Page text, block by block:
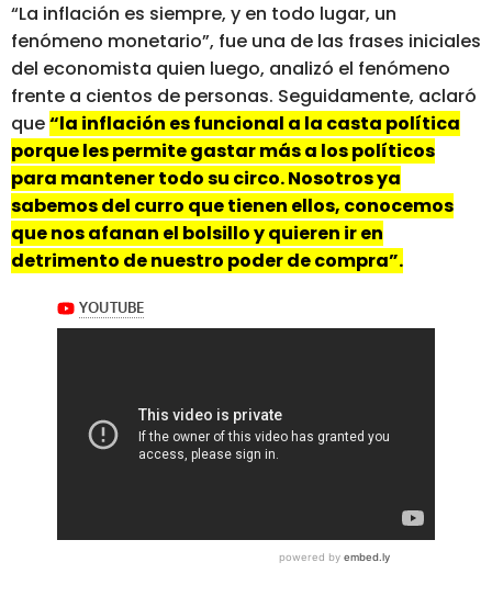
“La inflación es siempre, y en todo lugar, un
fenómeno monetario”, fue una de las frases iniciales
del economista quien luego, analizó el fenómeno
frente a cientos de personas. Seguidamente, aclaró
que“la inflación es funcional a la casta política
porque les permite gastar más a los políticos
para mantener todo su circo. Nosotros ya
sabemos del curro que tienen ellos, conocemos
que nos afanan el bolsillo y quieren ir en
detrimento de nuestro poder de compra”.